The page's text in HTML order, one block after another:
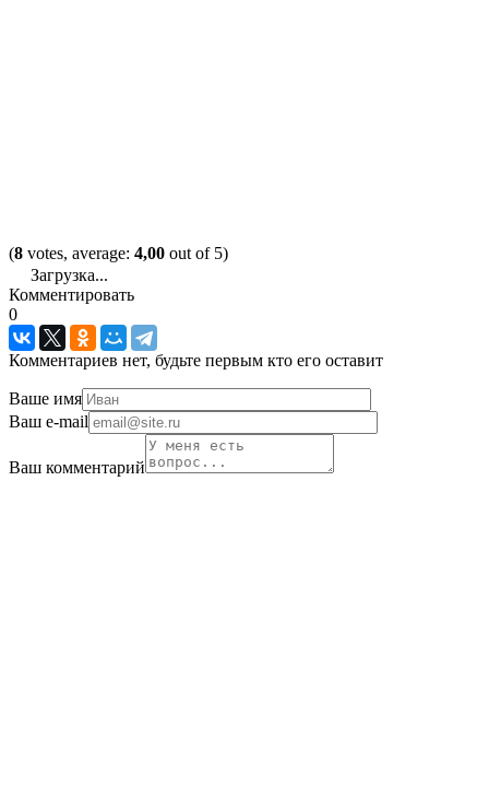
(8 votes, average: 4,00 out of 5)
Загрузка...
Комментировать
0
Комментариев нет, будьте первым кто его оставит
Ваше имя
Ваш e-mail
Ваш комментарий